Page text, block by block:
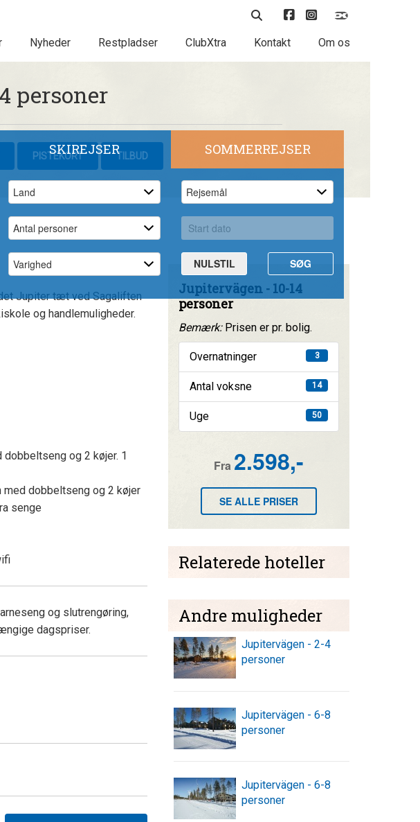
Nyheder Restpladser ClubXtra Kontakt Om os
SKIREJSER SOMMERREJSER
NULSTIL SØG
personer
PISTEKORT TILBUD
Jupiter tæt ved Sagaliften
og handlemuligheder.
og 2 køjer. 1
med dobbeltseng og 2 køjer
senge
og slutrengøring,
dagspriser.
Jupitervägen - 10-14
personer
Bemærk: Prisen er pr. bolig.
Overnatninger 3
Antal voksne 14
Uge 50
Fra 2.598,-
SE ALLE PRISER
Relaterede hoteller
Andre muligheder
Jupitervägen - 2-4
personer
Jupitervägen - 6-8
personer
Jupitervägen - 6-8
personer